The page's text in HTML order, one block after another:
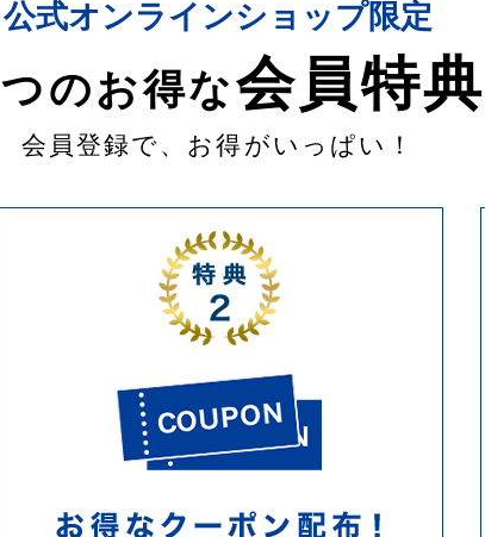
公式オンラインショップ限定
つのお得な会員特典
会員登録で、お得がいっぱい！